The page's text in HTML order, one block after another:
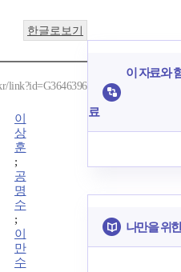
한글로보기
link?id=G3646396
이
상
훈
;
공
명
수
;
이
만
수
이 자료와
료
나만을 위